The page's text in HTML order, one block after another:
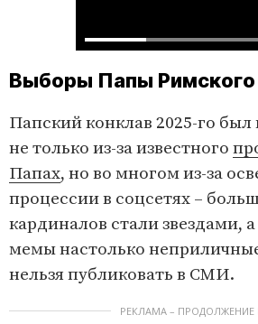
Выборы Папы Римского
Папский конклав 2025-го
не только из-за известного
Папах, но во многом из-за
процессии в соцсетях –
кардиналов стали звездами,
мемы настолько
нельзя публиковать в СМИ.
РЕКЛАМА – ПРОДОЛЖЕНИЕ